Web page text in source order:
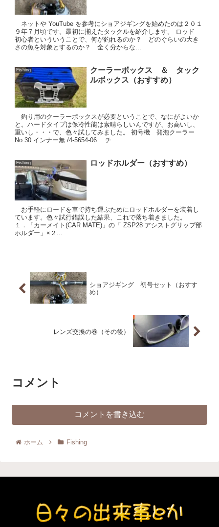
ネットや YouTube を参考にショアジギングを始めたのは２０１
９年７月頃です。最初に揃えたタックルを紹介します。 ロッド
初心者といういうことで、何が釣れるのか？ どのぐらいの大き
さの魚を対象とするのか？ 全く分からな...
Fishing
クーラーボックス ＆ タック
ルボックス（おすすめ）
釣り用のクーラーボックスが必要ということで、なにがよいか
と。ハードタイプは保冷性能は素晴らしいんですが、お高いし、
重いし・・・で、色々試してみました。 初号機 発泡クーラー
No.30 インナー無 /4-5654-06 チ...
Fishing ロッドホルダー（おすすめ）
お手軽にロードを車で持ち運ぶためにロッドホルダーを装着し
ています。色々試行錯誤した結果、これで落ち着きました。
１．「カーメイト(CAR MATE)」の「 ZSP28 アシストグリップ部
ホルダー」×２...
ショアジギング 初号セット（おすす
め）
レンズ交換の巻（その後）
コメント
コメントを書き込む
ホーム Fishing